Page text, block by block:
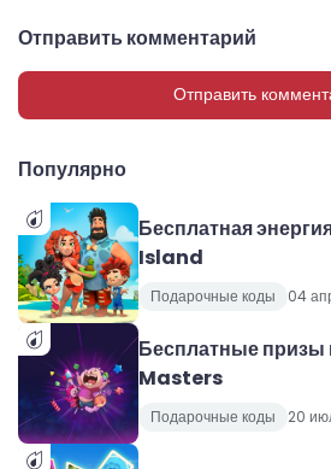
Отправить комментарий
Отправить
Популярно
Бесплатная
Island
Подарочные коды 04
Бесплатные
Masters
Подарочные коды 20